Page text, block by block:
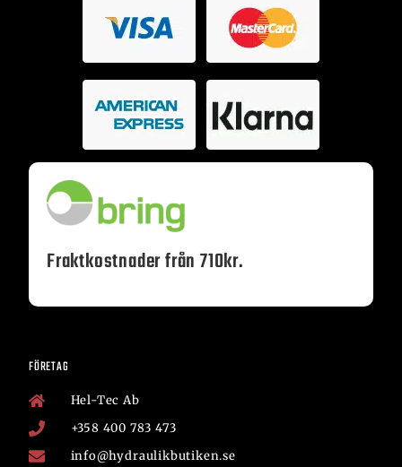
Fraktkostnader från 710kr.
FÖRETAG
Hel-Tec Ab
+358 400 783 473
info@hydraulikbutiken.se